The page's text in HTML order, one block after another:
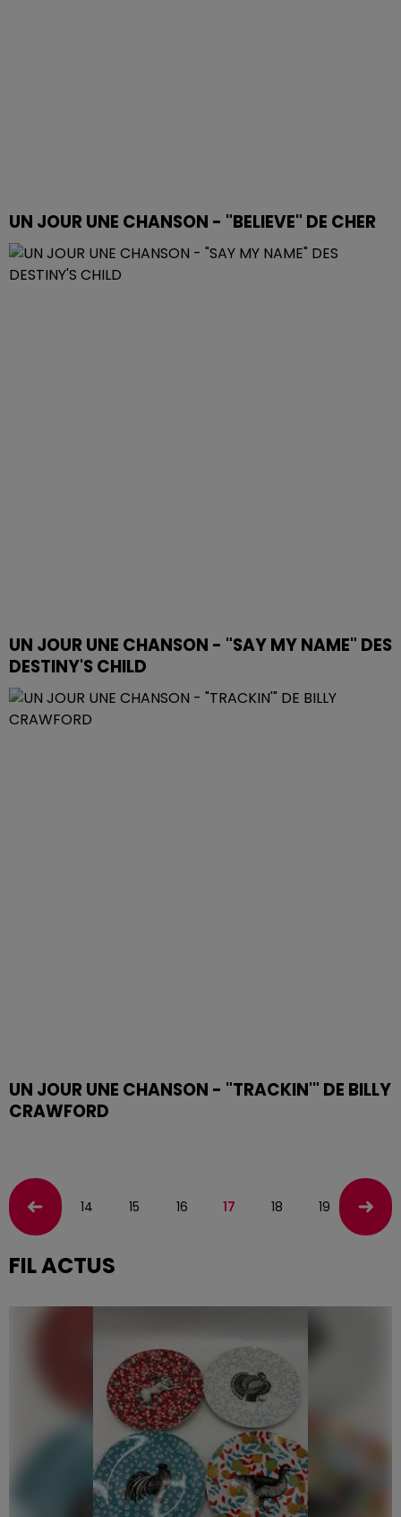
UN JOUR UNE CHANSON - "BELIEVE" DE CHER
UN JOUR UNE CHANSON - "SAY MY NAME" DES
DESTINY'S CHILD
UN JOUR UNE CHANSON - "TRACKIN'" DE BILLY
CRAWFORD
14 15 16 17 18 19 20
FIL ACTUS